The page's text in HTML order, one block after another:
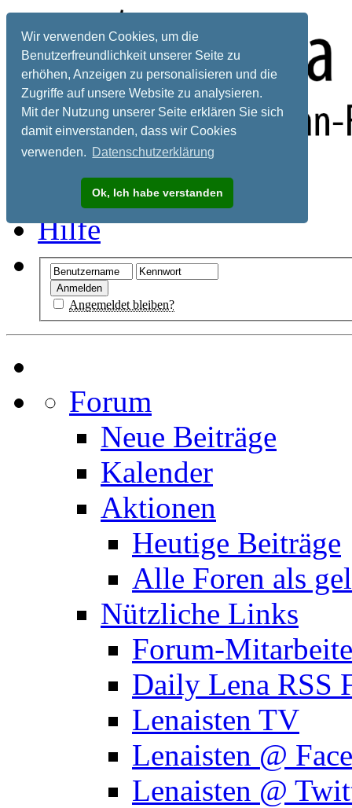
Wir verwenden Cookies, um die
Benutzerfreundlichkeit unserer Seite zu
erhöhen, Anzeigen zu personalisieren und die
Zugriffe auf unsere Website zu analysieren.
Mit der Nutzung unserer Seite erklären Sie sich
damit einverstanden, dass wir Cookies
verwenden. Datenschutzerklärung
Ok, Ich habe verstanden
Registrieren
Hilfe
Angemeldet bleiben?
Forum
Neue Beiträge
Kalender
Aktionen
Heutige Beiträge
Alle Foren als
Nützliche Links
Forum-
Daily Lena RSS
Lenaisten TV
Lenaisten @
Lenaisten @